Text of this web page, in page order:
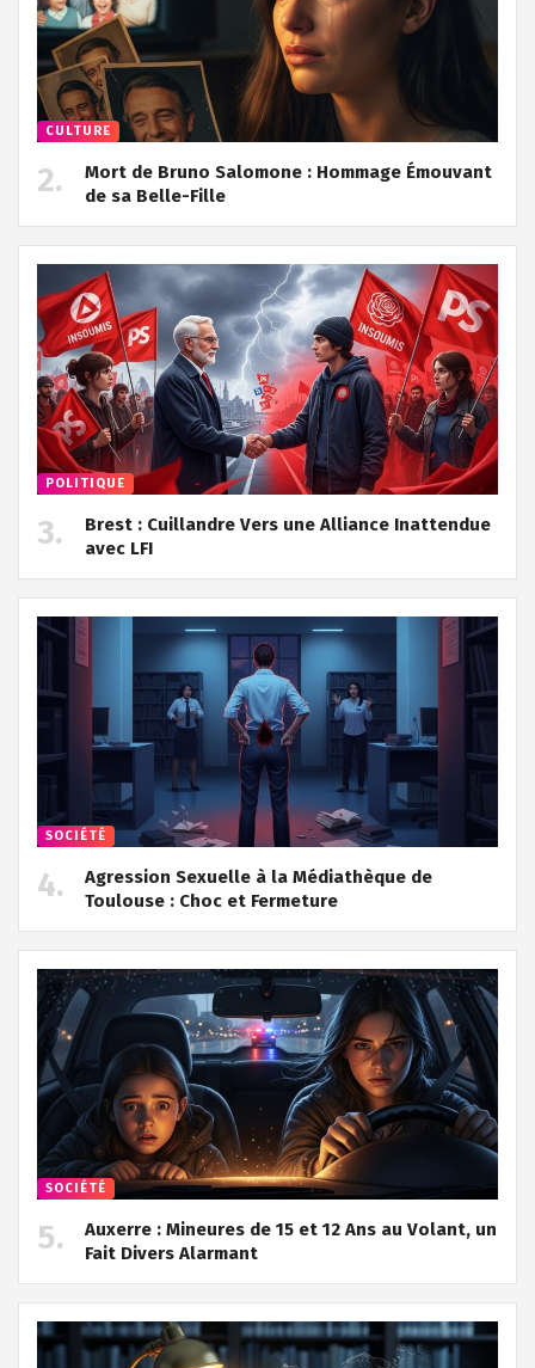
CULTURE
Mort de Bruno Salomone : Hommage Émouvant
de sa Belle-Fille
POLITIQUE
Brest : Cuillandre Vers une Alliance Inattendue
avec LFI
SOCIÉTÉ
Agression Sexuelle à la Médiathèque de
Toulouse : Choc et Fermeture
SOCIÉTÉ
Auxerre : Mineures de 15 et 12 Ans au Volant, un
Fait Divers Alarmant